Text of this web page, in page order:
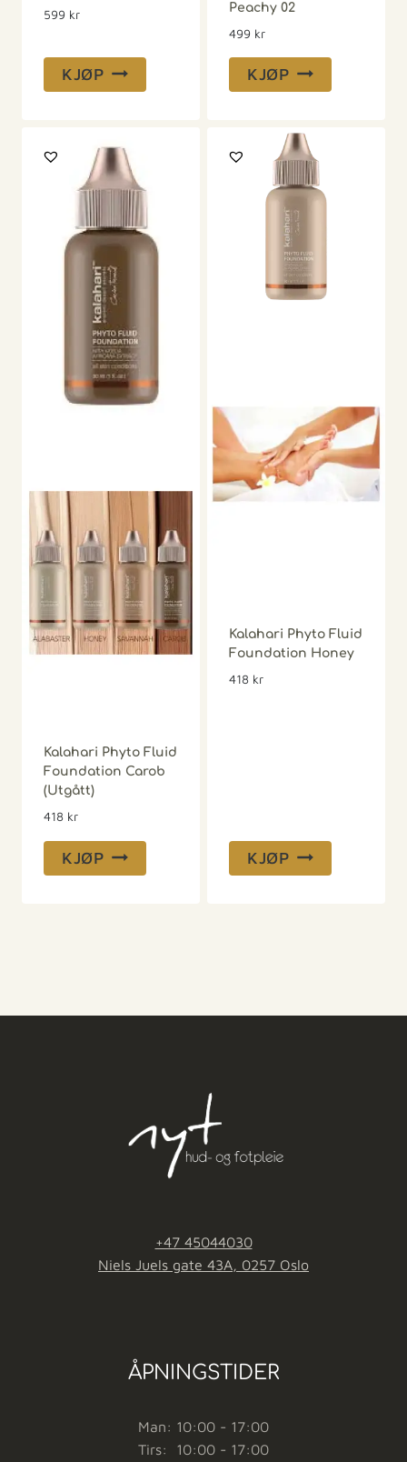
599 kr
KJØP
Peachy 02
499 kr
KJØP
Kalahari Phyto Fluid
Foundation Carob
(Utgått)
418 kr
KJØP
Kalahari Phyto Fluid
Foundation Honey
418 kr
KJØP
+47 45044030
Niels Juels gate 43A, 0257 Oslo
ÅPNINGSTIDER
Man: 10:00 - 17:00
Tirs: 10:00 - 17:00